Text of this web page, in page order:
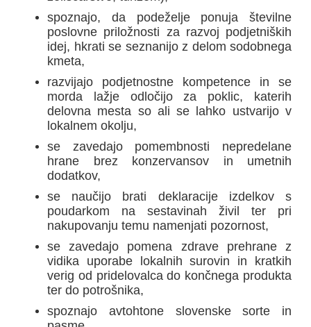
spoznajo, da podeželje ponuja številne
poslovne priložnosti za razvoj podjetniških
idej, hkrati se seznanijo z delom sodobnega
kmeta,
razvijajo podjetnostne kompetence in se
morda lažje odločijo za poklic, katerih
delovna mesta so ali se lahko ustvarijo v
lokalnem okolju,
se zavedajo pomembnosti nepredelane
hrane brez konzervansov in umetnih
dodatkov,
se naučijo brati deklaracije izdelkov s
poudarkom na sestavinah živil ter pri
nakupovanju temu namenjati pozornost,
se zavedajo pomena zdrave prehrane z
vidika uporabe lokalnih surovin in kratkih
verig od pridelovalca do končnega produkta
ter do potrošnika,
spoznajo avtohtone slovenske sorte in